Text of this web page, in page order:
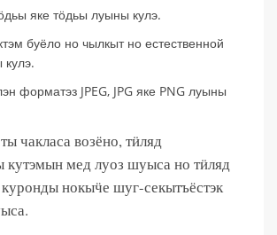
яке тӧдьы луыны кулэ.
буёло но чылкыт но естественной
форматэз JPEG, JPG яке PNG луыны
чакласа возёно, тӥляд
кутэмын мед луоз шуыса но тӥляд
нокыӵе шуг-секытъёстэк